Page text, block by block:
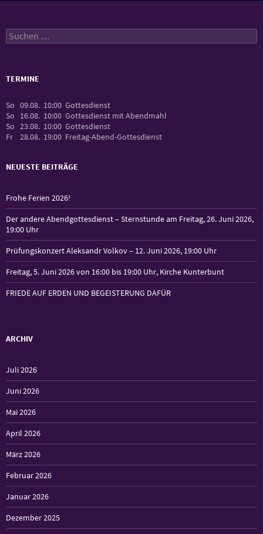
Suchen
nach:
TERMINE
So 09.08. 10:00 Gottesdienst
So
16.08. 10:00 Gottesdienst mit Abendmahl
So 23.08. 10:00 Gottesdienst
Fr
28.08. 19:00 Freitag-Abend-Gottesdienst
NEUESTE BEITRÄGE
Frohe Ferien 2026!
Der andere Abendgottesdienst – Sternstunde am Freitag, 26. Juni 2026,
19:00 Uhr
Prüfungskonzert Aleksandr Volkov – 12. Juni 2026, 19:00 Uhr
Freitag, 5. Juni 2026 von 16:00 bis 19:00 Uhr, Kirche Kunterbunt
FRIEDE AUF ERDEN UND BEGEISTERUNG DAFÜR
ARCHIV
Juli 2026
Juni 2026
Mai 2026
April 2026
März 2026
Februar 2026
Januar 2026
Dezember 2025